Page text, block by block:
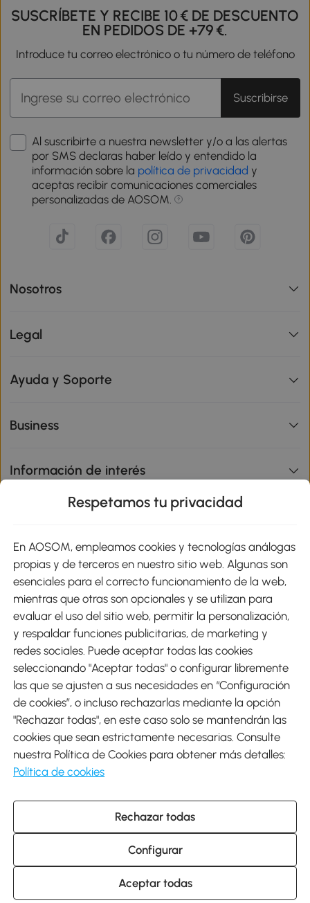
SUSCRÍBETE Y RECIBE 10 € DE DESCUENTO
EN PEDIDOS DE +79 €.
Introduce tu correo electrónico o tu número de teléfono
Suscribirse
Al suscribirte a nuestra newsletter y/o a las alertas
por SMS declaras haber leído y entendido la
información sobre la política de privacidad y
aceptas recibir comunicaciones comerciales
personalizadas de AOSOM.
Nosotros
Legal
Ayuda y Soporte
Business
Información de interés
Métodos de Pago
Envíos
Descargar Aosom App
Google Play
931 29 45 12 (L-V de 8:30 a 17:30h)
atencioncliente@aosom.es
C/ Roc Gros, nº 15. 08550 Els Hostalets de Balenyà (Barcelona),
España
© 2014-2026 SPANISH AOSOM, S.L (NIF: B66295775) Todos los
Respetamos tu privacidad
En AOSOM, empleamos cookies y tecnologías análogas
propias y de terceros en nuestro sitio web. Algunas son
esenciales para el correcto funcionamiento de la web,
mientras que otras son opcionales y se utilizan para
evaluar el uso del sitio web, permitir la personalización,
y respaldar funciones publicitarias, de marketing y
redes sociales. Puede aceptar todas las cookies
seleccionando "Aceptar todas" o configurar libremente
las que se ajusten a sus necesidades en “Configuración
de cookies”, o incluso rechazarlas mediante la opción
"Rechazar todas", en este caso solo se mantendrán las
cookies que sean estrictamente necesarias. Consulte
nuestra Política de Cookies para obtener más detalles:
Política de cookies
Rechazar todas
Configurar
Aceptar todas